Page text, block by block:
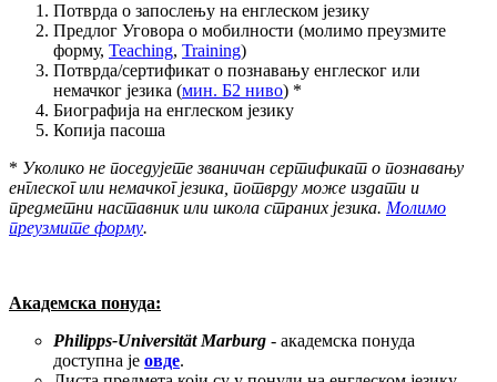
Потврда о запослењу на енглеском језику
Предлог Уговора о мобилности (молимо преузмите
форму, Teaching, Training)
Потврда/сертификат о познавању енглеског или
немачког језика (мин. Б2 ниво) *
Биографија на енглеском језику
Копија пасоша
* Уколико не поседујете званичан сертификат о познавању
енглеског или немачког језика, потврду може издати и
предметни наставник или школа страних језика. Молимо
преузмите форму.
Академска понуда:
Philipps-Universität Marburg - академска понуда
доступна је овде.